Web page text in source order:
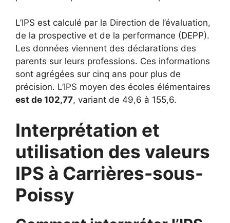
L’IPS est calculé par la Direction de l’évaluation,
de la prospective et de la performance (DEPP).
Les données viennent des déclarations des
parents sur leurs professions. Ces informations
sont agrégées sur cinq ans pour plus de
précision. L’IPS moyen des écoles élémentaires
est de 102,77, variant de 49,6 à 155,6.
Interprétation et
utilisation des valeurs
IPS à Carrières-sous-
Poissy